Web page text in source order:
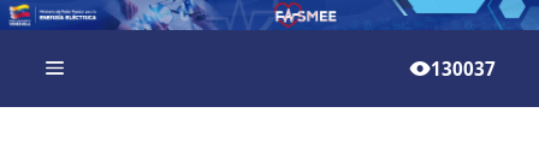
130037